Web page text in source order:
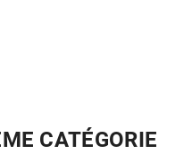
CATÉGORIE